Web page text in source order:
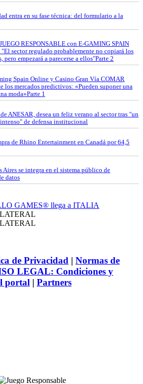
entra en su fase técnica: del formulario a la
RESPONSABLE con E-GAMING SPAIN
sector regulado probablemente no copiará los
pero empezará a parecerse a ellos"Parte 2
Spain Online y Casino Gran Vía COMAR
los mercados predictivos: «Pueden suponer una
moda»Parte 1
ANESAR, desea un feliz verano al sector tras "un
de defensa institucional
de Rhino Entertainment en Canadá por 64,5
Aires se integra en el sistema público de
datos
GAMES® llega a ITALIA
de Privacidad | Normas de
LEGAL: Condiciones y
portal | Partners